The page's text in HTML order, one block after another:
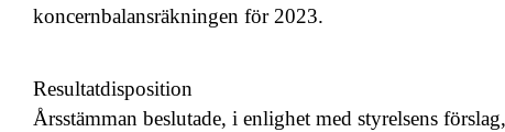
koncernbalansräkningen för 2023.
Resultatdisposition
Årsstämman beslutade, i enlighet med styrelsens